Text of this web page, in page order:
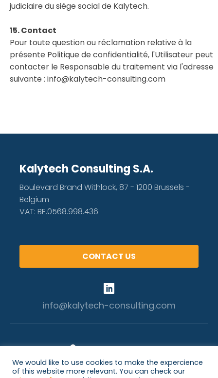
judiciaire du siège social de Kalytech.
15. Contact
Pour toute question ou réclamation relative à la
présente Politique de confidentialité, l'Utilisateur peut
contacter le Responsable du traitement via l'adresse
suivante : info@kalytech-consulting.com
Kalytech Consulting S.A.
Boulevard Brand Withlock, 87 - 1200 Brussels -
Belgium
VAT: BE.0568.998.436
CONTACT US
info@kalytech-consulting.com
We would like to use cookies to make the expercience
of this website more relevant. You can check our